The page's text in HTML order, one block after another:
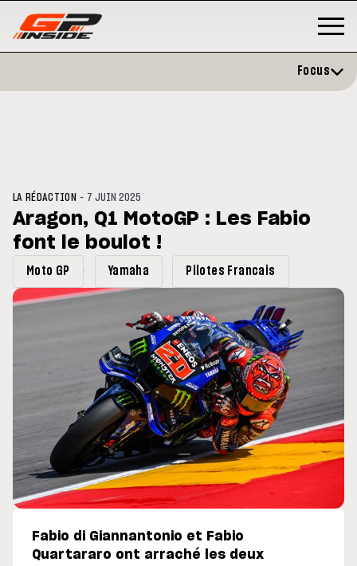
du GP de Grande-
retour en septembre
Focus
LA RÉDACTION - 7 JUIN 2025
Aragon, Q1 MotoGP : Les Fabio
font le boulot !
Moto GP Yamaha Pilotes Francais
Fabio di Giannantonio et Fabio
Quartararo ont arraché les deux